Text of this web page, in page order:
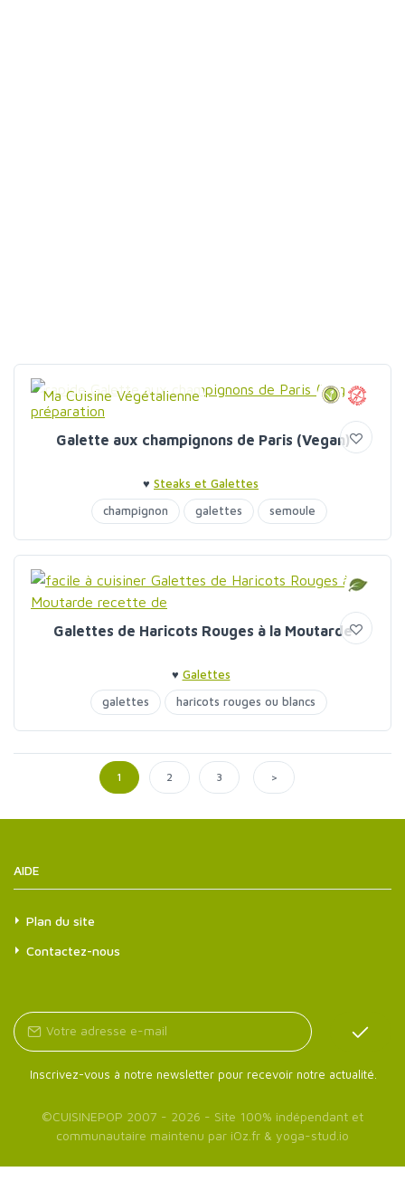
Ma Cuisine Végétalienne
Galette aux champignons de Paris (Vegan)
♥ Steaks et Galettes
champignon
galettes semoule
Galettes de Haricots Rouges à la Moutarde
♥ Galettes
galettes
haricots rouges ou blancs
1 2 3 >
AIDE
Plan du site
Contactez-nous
Inscrivez-vous à notre newsletter pour recevoir notre actualité.
©CUISINEPOP 2007 - 2026 - Site 100% indépendant et
communautaire maintenu par iOz.fr & yoga-stud.io